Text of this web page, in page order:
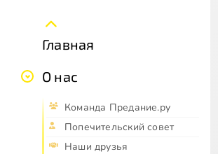
Главная
О нас
Команда Предание.ру
Попечительский совет
Наши друзья